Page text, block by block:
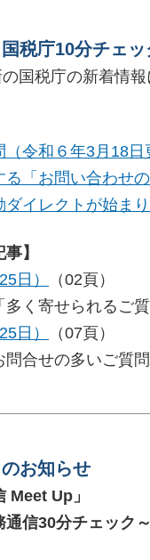
税庁10分チェ
国税庁の新着情報
令和６年3月18日
「お問い合わせ
イレクトが始まり
】
日）
（02頁）
く寄せられるご
日）
（07頁）
合せの多いご質
お知らせ
Meet Up」
信30分チェック～